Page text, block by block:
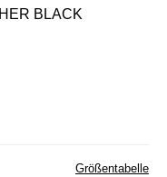
BLACK
Größentabelle